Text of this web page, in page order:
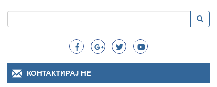
Search
Пребарување
КОНТАКТИРАЈ НЕ